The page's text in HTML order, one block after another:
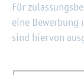
Für
eine Be­wer­bung
sind hier­von